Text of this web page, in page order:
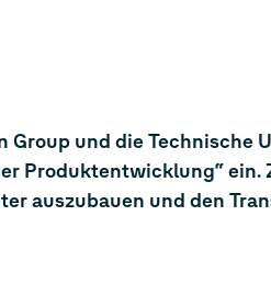
und die Technische
Produktentwicklung“ ein.
auszubauen und den